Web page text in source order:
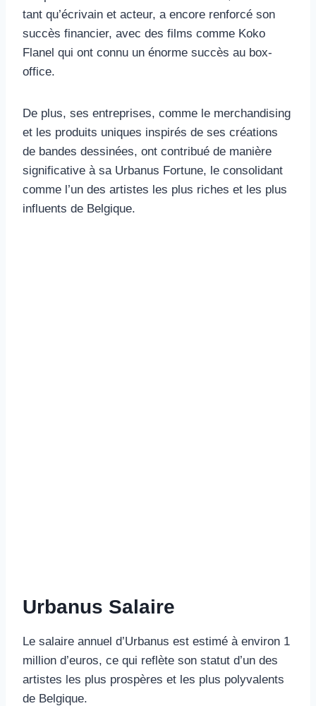
tant qu’écrivain et acteur, a encore renforcé son
succès financier, avec des films comme Koko
Flanel qui ont connu un énorme succès au box-
office.
De plus, ses entreprises, comme le merchandising
et les produits uniques inspirés de ses créations
de bandes dessinées, ont contribué de manière
significative à sa Urbanus Fortune, le consolidant
comme l’un des artistes les plus riches et les plus
influents de Belgique.
Urbanus Salaire
Le salaire annuel d’Urbanus est estimé à environ 1
million d’euros, ce qui reflète son statut d’un des
artistes les plus prospères et les plus polyvalents
de Belgique.